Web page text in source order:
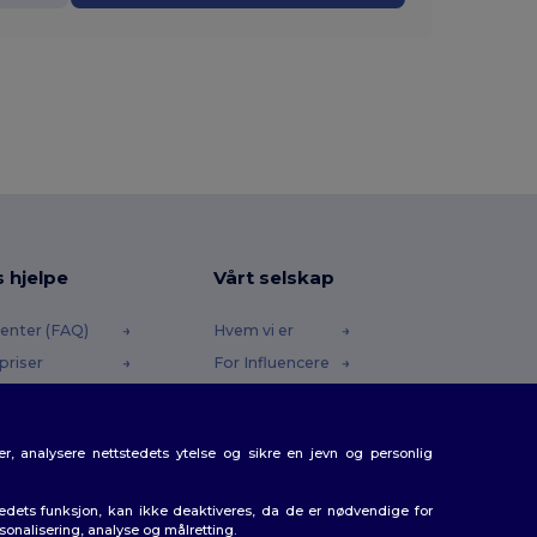
hjelpe
(FAQ)
Vårt selskap
Hvem vi er
For Influencere
analysere nettstedets ytelse og sikre en jevn og personlig
funksjon, kan ikke deaktiveres, da de er nødvendige for
analyse og målretting.